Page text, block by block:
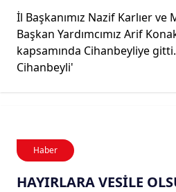
İl Başkanımız Nazif Karlıer
Başkan Yardımcımız Arif
kapsamında Cihanbeyliye
Cihanbeyli'
Haber
HAYIRLARA VESİLE